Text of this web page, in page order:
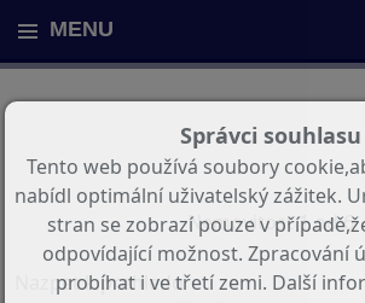
MENU
Nemovitost 1 od 6
Nazpet k prehledu
Správci souhlasu
Tento web používá soubory
nabídl optimální uživatelský zážitek.
stran se zobrazí pouze v
odpovídající možnost. Zpracování
probíhat i ve třetí zemi. Další